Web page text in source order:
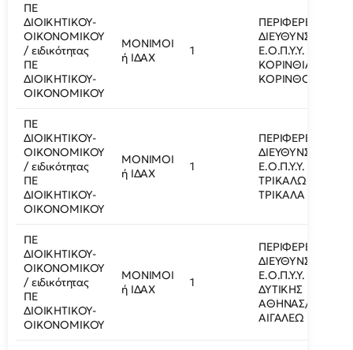
ΠΕ
ΔΙΟΙΚΗΤΙΚΟΥ-
ΟΙΚΟΝΟΜΙΚΟΥ
/ ειδικότητας
ΠΕ
ΔΙΟΙΚΗΤΙΚΟΥ-
ΟΙΚΟΝΟΜΙΚΟΥ
ΜΟΝΙΜΟΙ
ή ΙΔΑΧ
1
ΠΕΡΙΦΕΡΕΙΑΚΗ
ΔΙΕΥΘΥΝΣΗ
Ε.Ο.Π.Υ.Υ.
ΚΟΡΙΝΘΙΑΣ/
ΚΟΡΙΝΘΟΣ
ΠΕ
ΔΙΟΙΚΗΤΙΚΟΥ-
ΟΙΚΟΝΟΜΙΚΟΥ
/ ειδικότητας
ΠΕ
ΔΙΟΙΚΗΤΙΚΟΥ-
ΟΙΚΟΝΟΜΙΚΟΥ
ΜΟΝΙΜΟΙ
ή ΙΔΑΧ
1
ΠΕΡΙΦΕΡΕΙΑΚΗ
ΔΙΕΥΘΥΝΣΗ
Ε.Ο.Π.Υ.Υ.
ΤΡΙΚΑΛΩΝ/
ΤΡΙΚΑΛΑ
ΠΕ
ΔΙΟΙΚΗΤΙΚΟΥ-
ΟΙΚΟΝΟΜΙΚΟΥ
/ ειδικότητας
ΠΕ
ΔΙΟΙΚΗΤΙΚΟΥ-
ΟΙΚΟΝΟΜΙΚΟΥ
ΜΟΝΙΜΟΙ
ή ΙΔΑΧ
1
ΠΕΡΙΦΕΡΕΙΑΚΗ
ΔΙΕΥΘΥΝΣΗ
Ε.Ο.Π.Υ.Υ.
ΔΥΤΙΚΗΣ
ΑΘΗΝΑΣ/
ΑΙΓΑΛΕΩ